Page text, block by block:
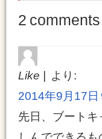
2 comments
Like
より:
2014年9月17日
先日、ブート